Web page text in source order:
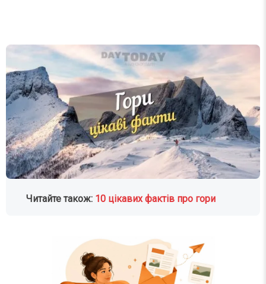
Читайте також: 10 цікавих фактів про гори